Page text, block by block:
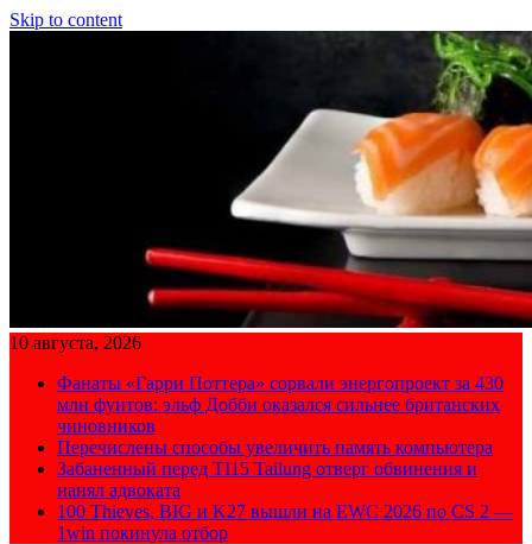
Skip to content
10 августа, 2026
Фанаты «Гарри Поттера» сорвали энергопроект за 430
млн фунтов: эльф Добби оказался сильнее британских
чиновников
Перечислены способы увеличить память компьютера
Забаненный перед TI15 Tailung отверг обвинения и
нанял адвоката
100 Thieves, BIG и K27 вышли на EWC 2026 по CS 2 —
1win покинула отбор